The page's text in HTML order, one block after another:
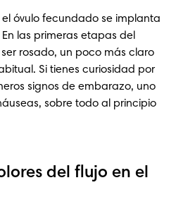
óvulo fecundado se implanta
las primeras etapas del
rosado, un poco más claro
Si tienes curiosidad por
signos de embarazo, uno
sobre todo al principio
del flujo en el